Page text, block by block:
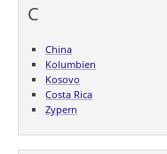
C
China
Kolumbien
Kosovo
Costa Rica
Zypern